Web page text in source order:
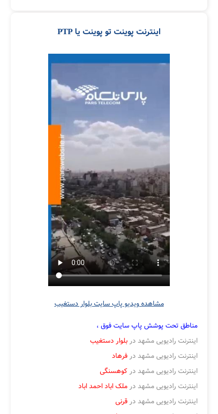
اینترنت پوینت تو پوینت یا PTP
مشاهده ویدیو پاپ سایت بلوار دستغیب
مناطق تحت پوشش پاپ سایت فوق ،
اینترنت رادیویی مشهد دربلوار دستغیب
اینترنت رادیویی مشهد درفرهاد
اینترنت رادیویی مشهد در کوهسنگی
اینترنت رادیویی مشهد درملک اباداحمد اباد
اینترنت رادیویی مشهد درقرنی